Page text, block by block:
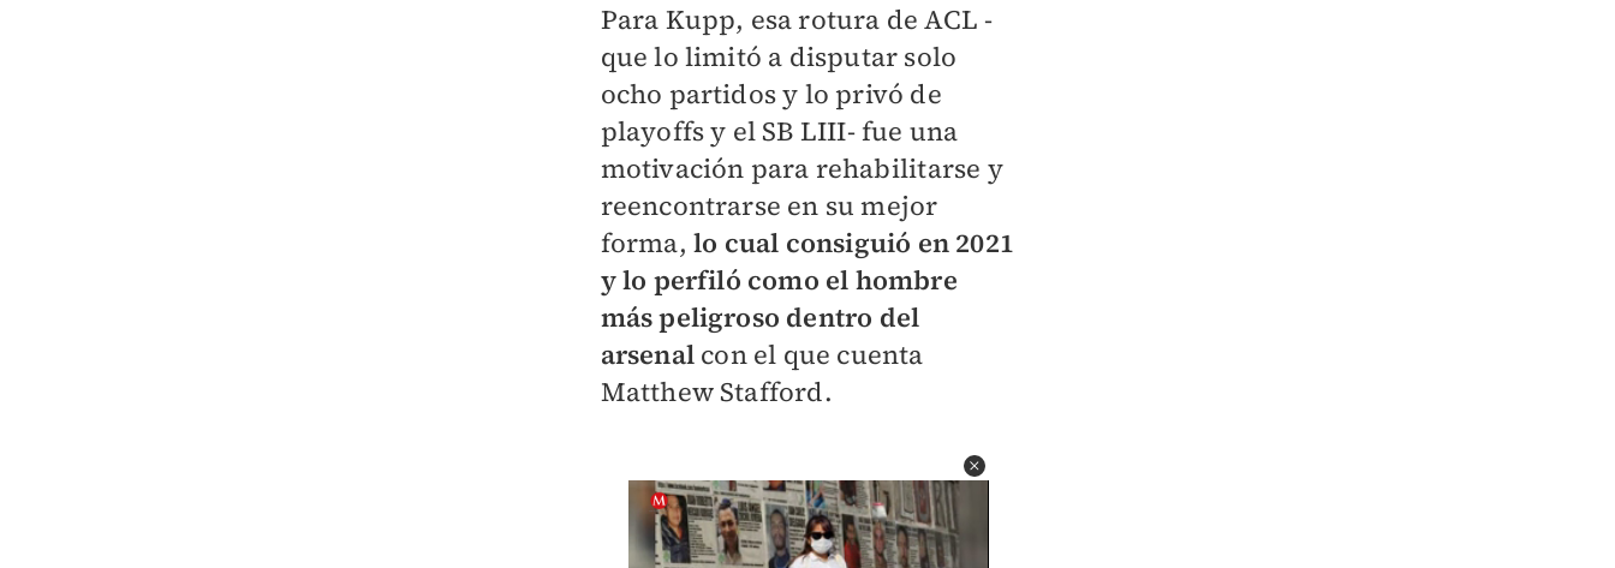
Para Kupp, esa rotura de ACL -
que lo limitó a disputar solo
ocho partidos y lo privó de
playoffs y el SB LIII- fue una
motivación para rehabilitarse y
reencontrarse en su mejor
forma, lo cual consiguió en 2021
y lo perfiló como el hombre
más peligroso dentro del
arsenalcon el que cuenta
Matthew Stafford.